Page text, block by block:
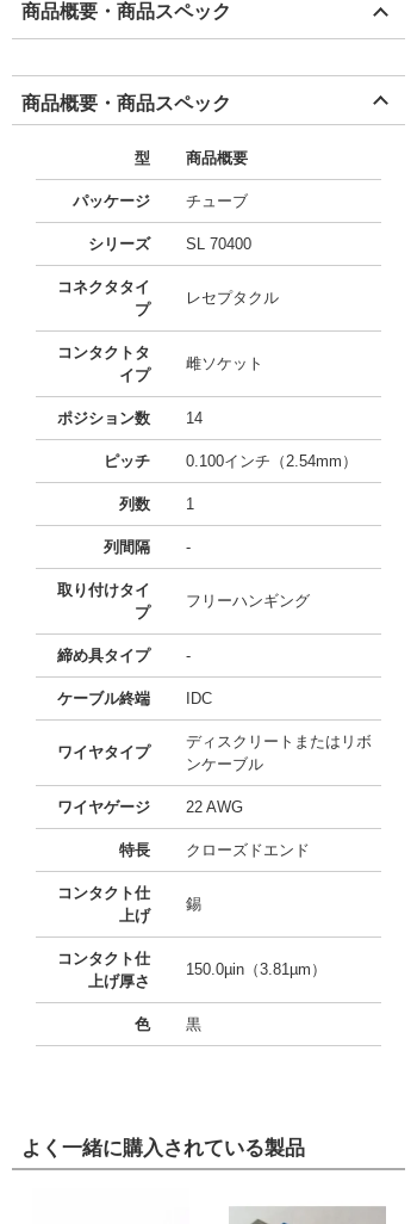
商品概要・商品スペック
商品概要・商品スペック
型 商品概要
パッケージ チューブ
シリーズ SL 70400
コネクタタイ
プ
レセプタクル
コンタクトタ
イプ
雌ソケット
ポジション数 14
ピッチ 0.100インチ（2.54mm）
列数 1
列間隔 -
取り付けタイ
プ
フリーハンギング
締め具タイプ -
ケーブル終端 IDC
ワイヤタイプ
ディスクリートまたはリボ
ンケーブル
ワイヤゲージ 22 AWG
特長 クローズドエンド
コンタクト仕
上げ
錫
コンタクト仕
上げ厚さ
150.0µin（3.81µm）
色 黒
よく一緒に購入されている製品